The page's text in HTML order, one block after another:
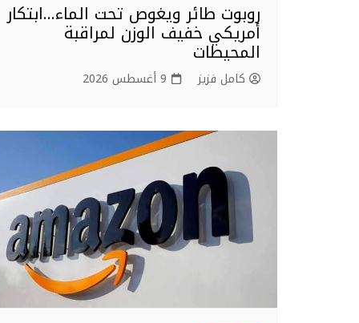
روبوت طائر ويغوص تحت الماء…ابتكار
أمريكي خفيف الوزن لمراقبة
المحيطات
كامل فزيز 9 أغسطس 2026